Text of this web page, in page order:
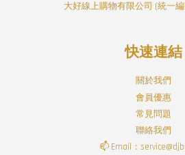
大好線上購物有限公司 (統一
快速連結
關於我們
會員優惠
常見問題
聯絡我們
📫 Email：